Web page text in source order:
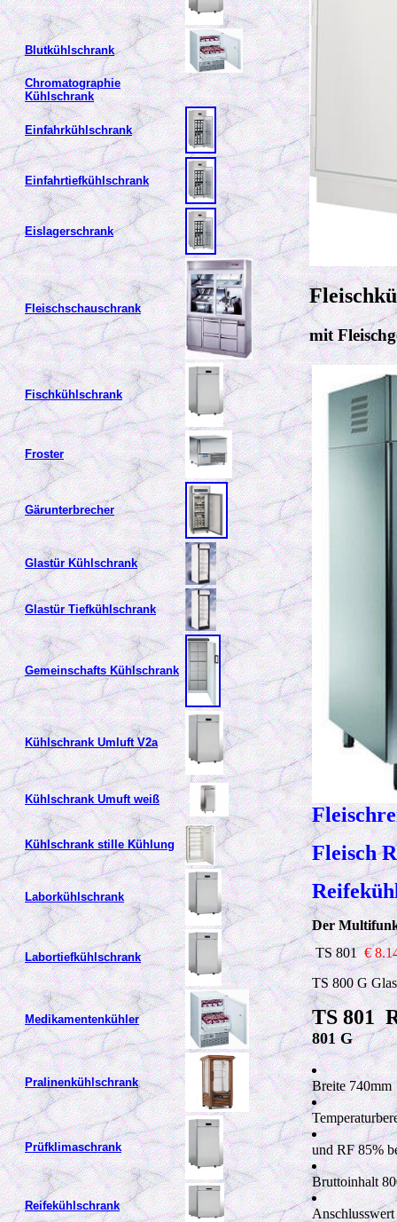
Blutkühlschrank
Chromatographie
Kühlschrank
Einfahrkühlschrank
Einfahrtiefkühlschrank
Eislagerschrank
Fleischschauschrank
Fischkühlschrank
Froster
Gärunterbrecher
Glastür Kühlschrank
Glastür Tiefkühlschrank
Gemeinschafts Kühlschrank
Kühlschrank Umluft V2a
Kühlschrank Umuft weiß
Kühlschrank stille Kühlung
Laborkühlschrank
Labortiefkühlschrank
Medikamentenkühler
Pralinenkühlschrank
Prüfklimaschrank
Reifekühlschrank
mit
Fleisch
Der
TS 801€
TS 800 G
TS 801
801 G
Breite 740
und RF 85%
Bruttoinhalt